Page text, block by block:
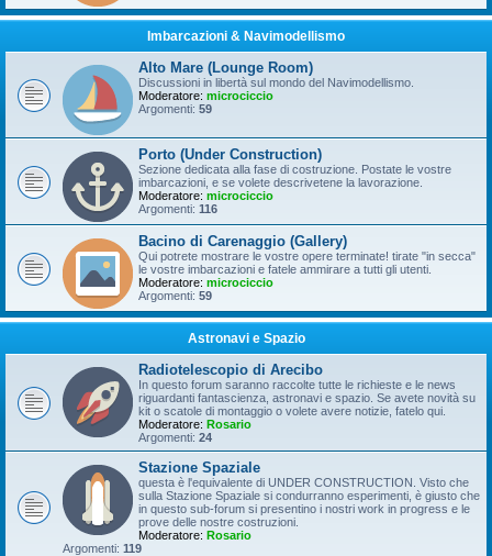
Imbarcazioni & Navimodellismo
Alto Mare (Lounge Room)
Discussioni in libertà sul mondo del Navimodellismo.
Moderatore: microciccio
Argomenti: 59
Porto (Under Construction)
Sezione dedicata alla fase di costruzione. Postate le vostre
imbarcazioni, e se volete descrivetene la lavorazione.
Moderatore: microciccio
Argomenti: 116
Bacino di Carenaggio (Gallery)
Qui potrete mostrare le vostre opere terminate! tirate "in secca"
le vostre imbarcazioni e fatele ammirare a tutti gli utenti.
Moderatore: microciccio
Argomenti: 59
Astronavi e Spazio
Radiotelescopio di Arecibo
In questo forum saranno raccolte tutte le richieste e le news
riguardanti fantascienza, astronavi e spazio. Se avete novità su
kit o scatole di montaggio o volete avere notizie, fatelo qui.
Moderatore: Rosario
Argomenti: 24
Stazione Spaziale
questa è l'equivalente di UNDER CONSTRUCTION. Visto che
sulla Stazione Spaziale si condurranno esperimenti, è giusto che
in questo sub-forum si presentino i nostri work in progress e le
prove delle nostre costruzioni.
Moderatore: Rosario
Argomenti: 119